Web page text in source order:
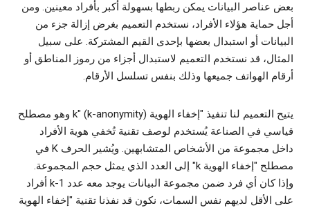
بعض عناصر البيانات يمكن ربطها بسهولة أكبر بأفراد معينين. ومن
أجل حماية هؤلاء الأفراد، نستخدم التعميم بغرض إزالة جزء من
البيانات أو استبدال بعضها بإحدى القيم المشتركة. على سبيل
المثال، قد نستخدم التعميم لاستبدال أجزاء من رموز المناطق أو
أرقام الهواتف جميعها وذلك بنفس تسلسل الأرقام.
يتيح التعميم لنا تنفيذ "إخفاء الهوية k" (k-anonymity) وهو مصطلح
قياسي في الصناعة يُستخدم لوصف تقنية تُخفي هوية الأفراد
داخل مجموعة من الأشخاص المتشابهين. ويُشير الحرف K في
مصطلح "إخفاء الهوية k" إلى العدد الذي يمثل حجم المجموعة.
وإذا كان أي فرد ضمن مجموعة البيانات يوجد معه عدد k-1 أفراد
على الأقل لديهم نفس السمات، نكون قد نفذنا تقنية "إخفاء الهوية